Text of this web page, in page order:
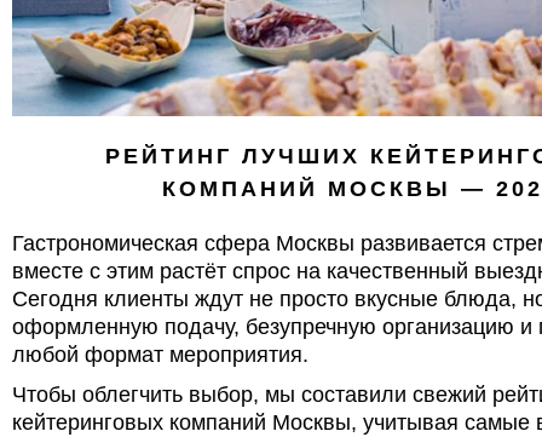
РЕЙТИНГ ЛУЧШИХ
КОМПАНИЙ МОСКВЫ —
Гастрономическая сфера Москвы развивается
вместе с этим растёт спрос на качественный
Сегодня клиенты ждут не просто вкусные блюда,
оформленную подачу, безупречную организацию и
любой формат мероприятия.
Чтобы облегчить выбор, мы составили свежий
кейтеринговых компаний Москвы, учитывая самые